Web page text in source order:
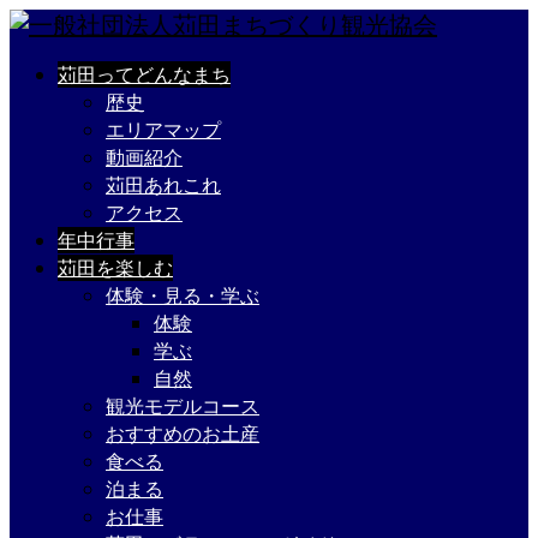
苅田ってどんなまち
歴史
エリアマップ
動画紹介
苅田あれこれ
アクセス
年中行事
苅田を楽しむ
体験・見る・学ぶ
体験
学ぶ
自然
観光モデルコース
おすすめのお土産
食べる
泊まる
お仕事